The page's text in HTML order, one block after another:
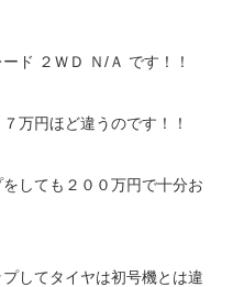
ド ２ＷＤ Ｎ/Ａ です！！
万円ほど違うのです！！
しても２００万円で十分お
してタイヤは初号機とは違